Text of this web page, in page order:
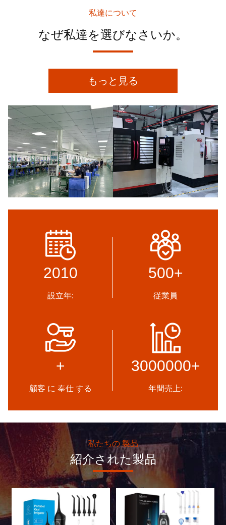
私達について
なぜ私達を選びなさいか。
もっと見る
信頼証券 信用チェック RoSH
サプライヤーの能力評価 企業
には厳格な品質管理システム
と 専門的なテストラボがあり
専門的な設計チームと 先進的
な機械のワークショップ 必要
な製品を開発するために協力
することができます.
2010
設立年:
500+
従業員
+
顧客 に 奉仕 する
3000000+
年間売上:
私たちの 製品
紹介された製品